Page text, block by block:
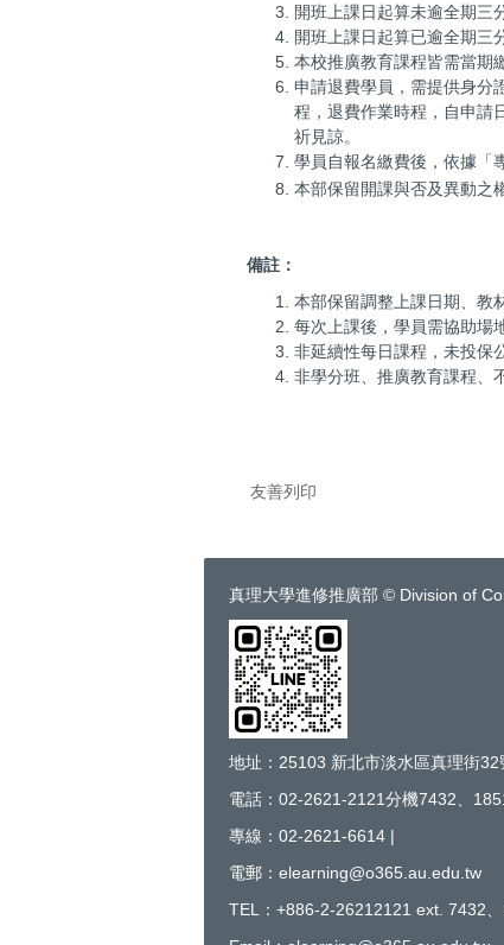
開班上課日起算未逾全期三
開班上課日起算已逾全期三
本校推廣教育課程皆需當期
申請退費學員，需提供身分
程，退費作業時程，自申請
祈見諒。
學員自報名繳費後，依據「
本部保留開課與否及異動之
備註：
本部保留調整上課日期、教
每次上課後，學員需協助場
非延續性每日課程，未投保
非學分班、推廣教育課程、
友善列印
真理大學進修推廣部 © Division of
地址：25103 新北市淡水區真理街32
電話：02-2621-2121分機7432、
專線：02-2621-6614 |
電郵：elearning@o365.au.edu.tw
TEL：+886-2-26212121 ext. 7432